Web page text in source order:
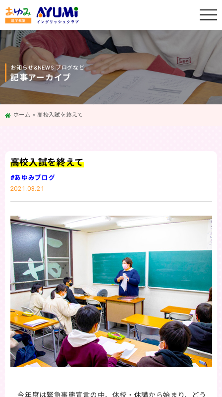
お知らせ&NEWS ブログなど
記事アーカイブ
ホーム » 高校入試を終えて
高校入試を終えて
#あゆみブログ
2021.03.21
今年度は緊急事態宣言の中、休校・休講から始まり、どう